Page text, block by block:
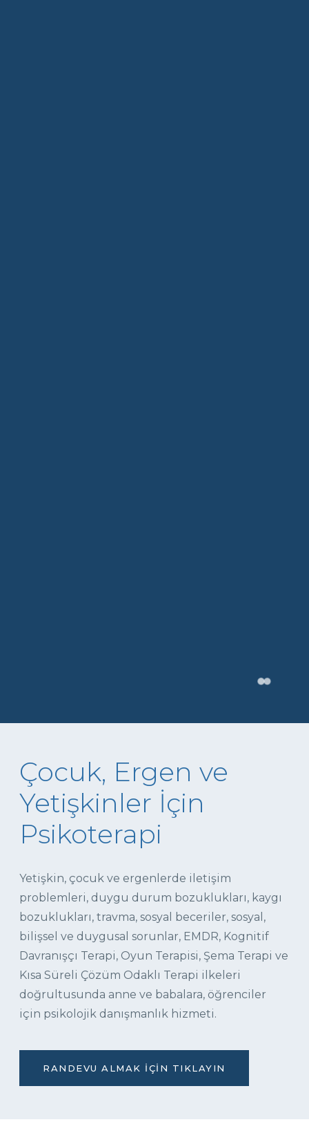
Çocuk, Ergen ve
Yetişkinler İçin
Psikoterapi
Yetişkin, çocuk ve ergenlerde iletişim
problemleri, duygu durum bozuklukları, kaygı
bozuklukları, travma, sosyal beceriler, sosyal,
bilişsel ve duygusal sorunlar, EMDR, Kognitif
Davranışçı Terapi, Oyun Terapisi, Şema Terapi ve
Kısa Süreli Çözüm Odaklı Terapi ilkeleri
doğrultusunda anne ve babalara, öğrenciler
için psikolojik danışmanlık hizmeti.
RANDEVU ALMAK İÇIN TIKLAYIN